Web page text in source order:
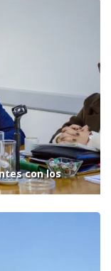
con los